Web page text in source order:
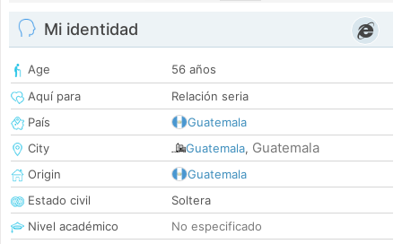
Mi identidad
Age
56 años
Aquí para
Relación seria
País
Guatemala
City
Guatemala, Guatemala
Origin
Guatemala
Estado civil
Soltera
Nivel académico
No especificado